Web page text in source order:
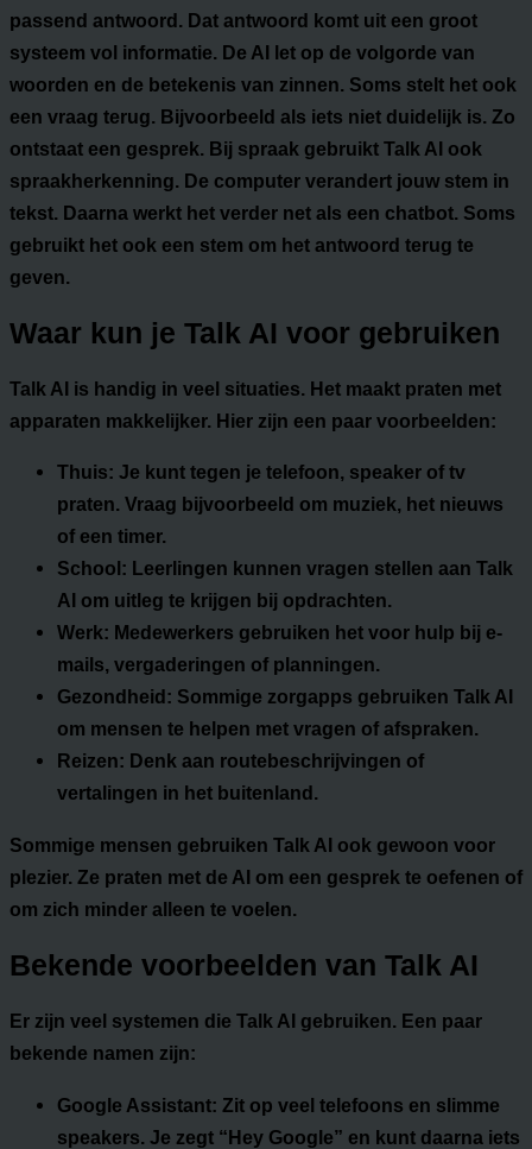
passend antwoord. Dat antwoord komt uit een groot
systeem vol informatie. De AI let op de volgorde van
woorden en de betekenis van zinnen. Soms stelt het ook
een vraag terug. Bijvoorbeeld als iets niet duidelijk is. Zo
ontstaat een gesprek. Bij spraak gebruikt Talk AI ook
spraakherkenning. De computer verandert jouw stem in
tekst. Daarna werkt het verder net als een chatbot. Soms
gebruikt het ook een stem om het antwoord terug te
geven.
Waar kun je Talk AI voor gebruiken
Talk AI is handig in veel situaties. Het maakt praten met
apparaten makkelijker. Hier zijn een paar voorbeelden:
Thuis: Je kunt tegen je telefoon, speaker of tv
praten. Vraag bijvoorbeeld om muziek, het nieuws
of een timer.
School: Leerlingen kunnen vragen stellen aan Talk
AI om uitleg te krijgen bij opdrachten.
Werk: Medewerkers gebruiken het voor hulp bij e-
mails, vergaderingen of planningen.
Gezondheid: Sommige zorgapps gebruiken Talk AI
om mensen te helpen met vragen of afspraken.
Reizen: Denk aan routebeschrijvingen of
vertalingen in het buitenland.
Sommige mensen gebruiken Talk AI ook gewoon voor
plezier. Ze praten met de AI om een gesprek te oefenen of
om zich minder alleen te voelen.
Bekende voorbeelden van Talk AI
Er zijn veel systemen die Talk AI gebruiken. Een paar
bekende namen zijn:
Google Assistant: Zit op veel telefoons en slimme
speakers. Je zegt “Hey Google” en kunt daarna iets